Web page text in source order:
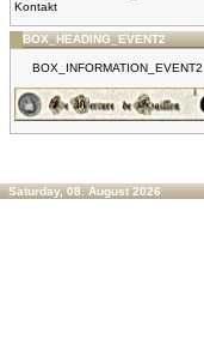
Kontakt
BOX_HEADING_EVENT2
BOX_INFORMATION_EVENT2
Saturday, 08. August 2026